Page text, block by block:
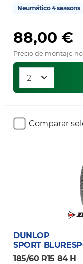
Neumático 4 seasons
88,00 €
Precio de montaje
Comparar
DUNLOP
SPORT
185/60 R15 84 H